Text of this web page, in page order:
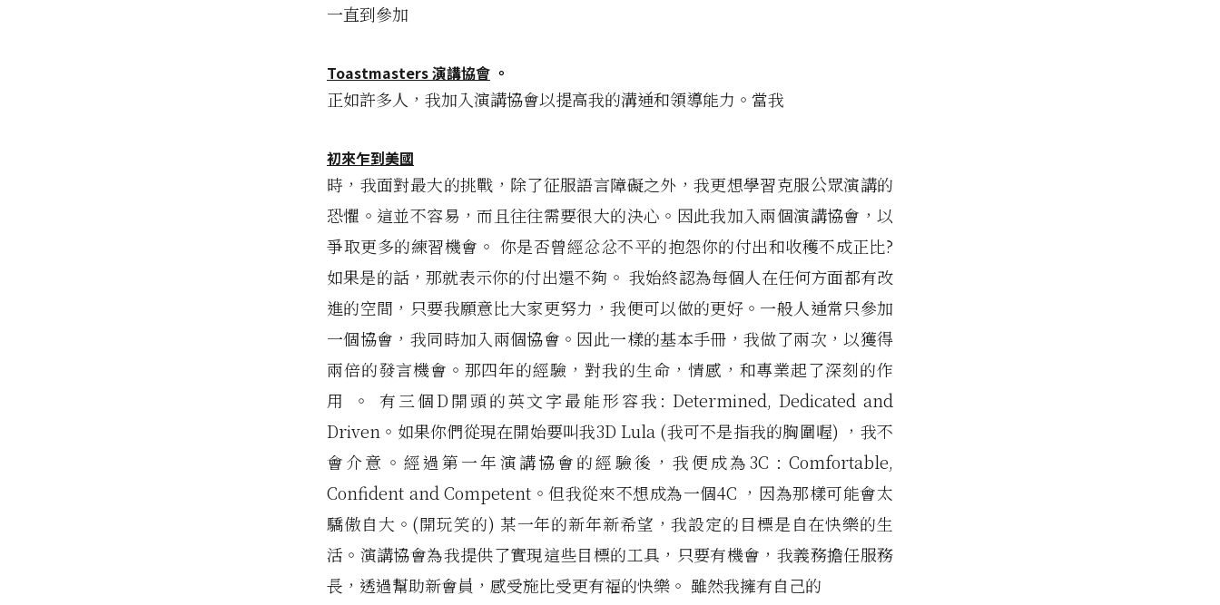
一直到參加
Toastmasters 演講協會 。
正如許多人，我加入演講協會以提高我的溝通和領導能力。當我
初來乍到美國
時，我面對最大的挑戰，除了征服語言障礙之外，我更想學習克服公眾演講的
恐懼。這並不容易，而且往往需要很大的決心。因此我加入兩個演講協會，以
爭取更多的練習機會。 你是否曾經忿忿不平的抱怨你的付出和收穫不成正比?
如果是的話，那就表示你的付出還不夠。 我始終認為每個人在任何方面都有改
進的空間，只要我願意比大家更努力，我便可以做的更好。一般人通常只參加
一個協會，我同時加入兩個協會。因此一樣的基本手冊，我做了兩次，以獲得
兩倍的發言機會。那四年的經驗，對我的生命，情感，和專業起了深刻的作
用 。 有三個D開頭的英文字最能形容我: Determined, Dedicated and
Driven。如果你們從現在開始要叫我3D Lula (我可不是指我的胸圍喔) ，我不
會介意。經過第一年演講協會的經驗後，我便成為3C : Comfortable,
Confident and Competent。但我從來不想成為一個4C ，因為那樣可能會太
驕傲自大。(開玩笑的) 某一年的新年新希望，我設定的目標是自在快樂的生
活。演講協會為我提供了實現這些目標的工具，只要有機會，我義務擔任服務
長，透過幫助新會員，感受施比受更有福的快樂。 雖然我擁有自己的